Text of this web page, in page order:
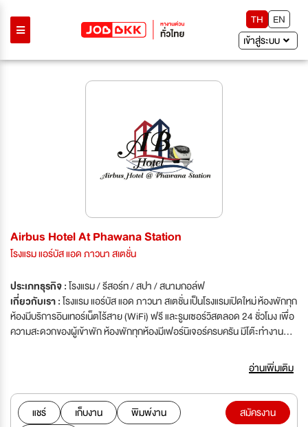
TH
EN
เข้าสู่ระบบ
Airbus Hotel At Phawana Station
โรงแรม แอร์บัส แอด ภาวนา สเตชั่น
ประเภทธุรกิจ :โรงแรม / รีสอร์ท / สปา / สนามกอล์ฟ
เกี่ยวกับเรา :โรงแรม แอร์บัส แอด ภาวนา สเตชั่น เป็นโรงแรมเปิดใหม่ ห้องพักทุก
ห้องมีบริการอินเทอร์เน็ตไร้สาย (WiFi) ฟรี และรูมเซอร์วิสตลอด 24 ชั่วโมง เพื่อ
ความสะดวกของผู้เข้าพัก ห้องพักทุกห้องมีเฟอร์นิเจอร์ครบครัน มีโต๊ะทำงาน
อากาศ และตู้เสื้อผ้า ที่พักมีบุฟเฟต์อาหารเช้าให้บริการทุกเช้า และมีห้องอาหาร
อ่านเพิ่มเติม
แชร์ เก็บงาน
พิมพ์งาน
สมัครงาน